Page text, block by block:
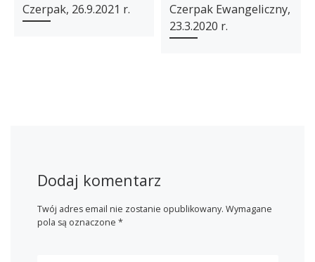
Czerpak, 26.9.2021 r.
Czerpak Ewangeliczny,
23.3.2020 r.
Dodaj komentarz
Twój adres email nie zostanie opublikowany. Wymagane
pola są oznaczone *